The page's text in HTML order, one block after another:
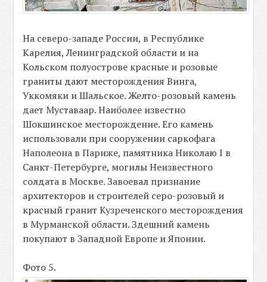
На северо-западе России, в Республике
Карелия, Ленинградской области и на
Кольском полуострове красные и розовые
граниты дают месторождения Винга,
Уккомяки и Шальское. Желто-розовый камень
дает Муставаар. Наиболее известно
Шокшинское месторождение. Его камень
использовали при сооружении саркофага
Наполеона в Париже, памятника Николаю I в
Санкт-Петербурге, могилы Неизвестного
солдата в Москве. Завоевал признание
архитекторов и строителей серо-розовый и
красный гранит Кузреченского месторождения
в Мурманской области. Здешний камень
покупают в Западной Европе и Японии.
Фото 5.